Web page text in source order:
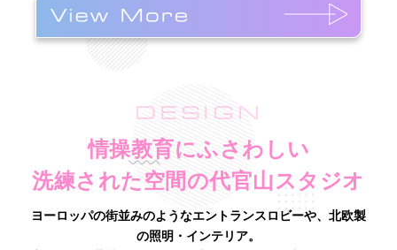
DESIGN
情操教育にふさわしい
洗練された空間の代官山スタジオ
ヨーロッパの街並みのようなエントランスロビーや、北欧製
の照明・インテリア。